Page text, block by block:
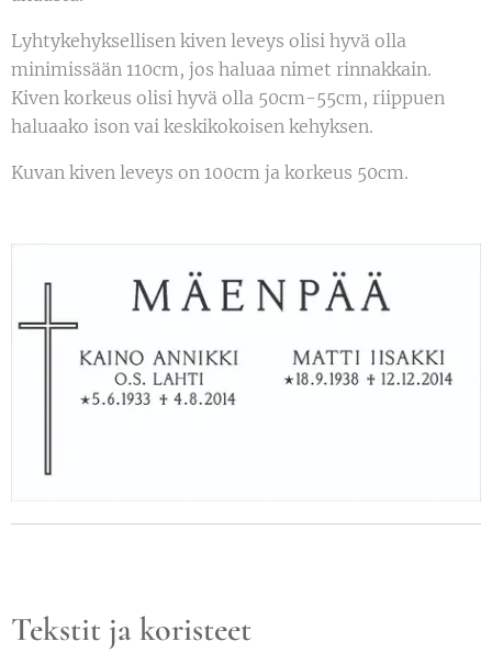
Lyhtykehyksellisen kiven leveys olisi hyvä olla
minimissään 110cm, jos haluaa nimet rinnakkain.
Kiven korkeus olisi hyvä olla 50cm-55cm, riippuen
haluaako ison vai keskikokoisen kehyksen.
Kuvan kiven leveys on 100cm ja korkeus 50cm.
Tekstit ja koristeet